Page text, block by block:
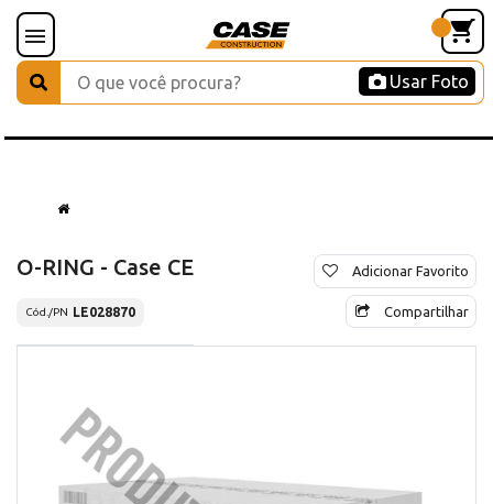
Usar Foto
O-RING - Case CE
Cód./PN LE028870
Adicionar Favorito
Compartilhar